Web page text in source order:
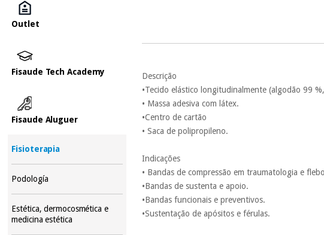
Outlet
Fisaude Tech Academy
Fisaude Aluguer
Fisioterapia
Podología
Estética, dermocosmética e
medicina estética
Descrição
•Tecido elástico longitudinalmente (algodão 99
• Massa adesiva com látex.
•Centro de cartão
• Saca de polipropileno.
Indicações
• Bandas de compressão em traumatologia e
•Bandas de sustenta e apoio.
•Bandas funcionais e preventivos.
•Sustentação de apósitos e férulas.